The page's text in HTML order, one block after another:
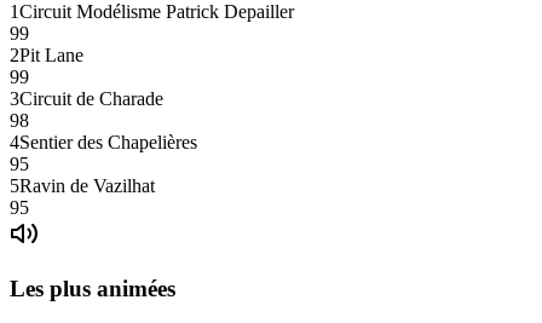
1Circuit Modélisme Patrick Depailler
99
2Pit Lane
99
3Circuit de Charade
98
4Sentier des Chapelières
95
5Ravin de Vazilhat
95
Les plus animées